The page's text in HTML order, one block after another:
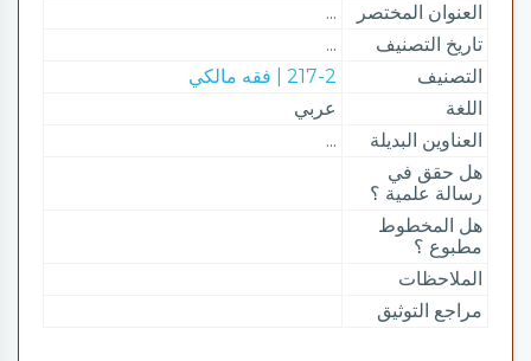
العنوان المختصر
...
تاريخ التصنيف
...
التصنيف
217-2 | فقه مالكي
اللغة
عربي
العناوين البديلة
...
هل حقق في
رسالة علمية ؟
هل المخطوط
مطبوع ؟
الملاحظات
مراجع التوثيق